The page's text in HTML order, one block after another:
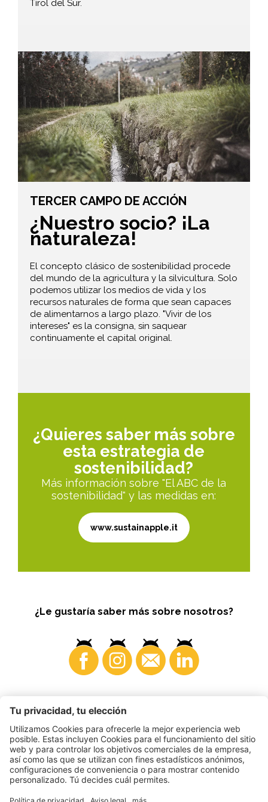
Tirol del Sur.
TERCER CAMPO DE ACCIÓN
¿Nuestro socio? ¡La
naturaleza!
El concepto clásico de sostenibilidad procede
del mundo de la agricultura y la silvicultura. Solo
podemos utilizar los medios de vida y los
recursos naturales de forma que sean capaces
de alimentarnos a largo plazo. "Vivir de los
intereses" es la consigna, sin saquear
continuamente el capital original.
¿Quieres saber más sobre
esta estrategia de
sostenibilidad?
Más información sobre "El ABC de la
sostenibilidad" y las medidas en:
www.sustainapple.it
¿Le gustaría saber más sobre nosotros?
Consumidores